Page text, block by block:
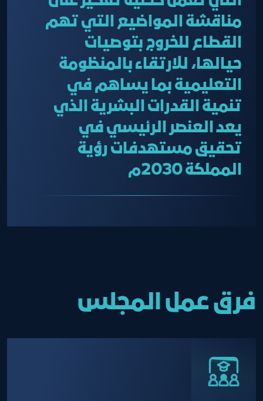
مناقشة المواضيع التي تهم
القطاع للخروج بتوصيات
حيالها، للارتقاء بالمنظومة
التعليمية بما يساهم في
تنمية القدرات البشرية الذي
يعد العنصر الرئيسي في
تحقيق مستهدفات رؤية
المملكة 2030م
فرق عمل المجلس